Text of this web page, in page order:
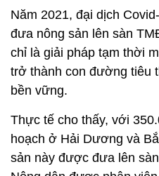
Thực tế cho thấy, với
hoạch ở Hải Dương và
sản này được đưa lên
Nông dân được nhân viên
trực tiếp hướng dẫn.
Chị Đỗ Thị Vân và anh Hà
dân trồng vải ở Lục Ngạn
livestream bán hàng trên